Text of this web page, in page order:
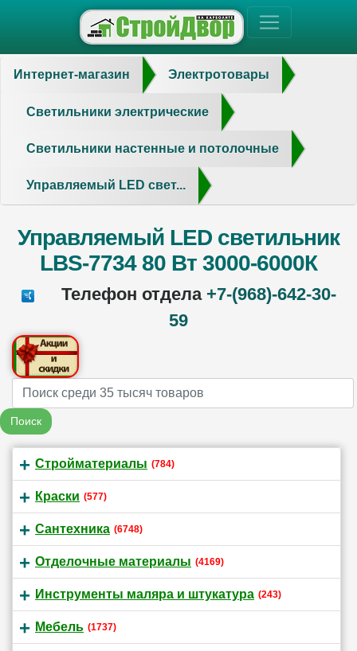
Интернет-магазин Электротовары
Светильники электрические
Светильники настенные и потолочные
Управляемый LED свет...
Управляемый LED светильник
LBS-7734 80 Вт 3000-6000К
Телефон отдела +7-(968)-642-30-
59
Name
Поиск
Стройматериалы (784)
Краски (577)
Сантехника (6748)
Отделочные материалы (4169)
Инструменты маляра и штукатура (243)
Мебель (1737)